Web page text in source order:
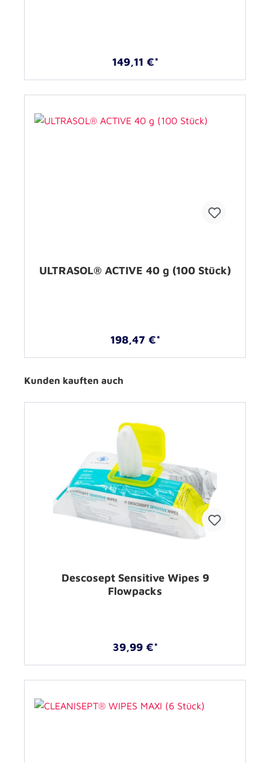
149,11 €*
ULTRASOL® ACTIVE 40 g (100 Stück)
198,47 €*
Kunden kauften auch
Descosept Sensitive Wipes 9
Flowpacks
39,99 €*